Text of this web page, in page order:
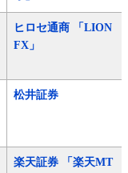
ヒロセ通商 「LION
FX」
松井証券
楽天証券 「楽天MT